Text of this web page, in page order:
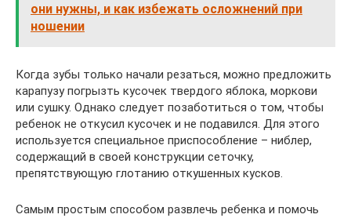
они нужны, и как избежать осложнений при
ношении
Когда зубы только начали резаться, можно предложить
карапузу погрызть кусочек твердого яблока, моркови
или сушку. Однако следует позаботиться о том, чтобы
ребенок не откусил кусочек и не подавился. Для этого
используется специальное приспособление – ниблер,
содержащий в своей конструкции сеточку,
препятствующую глотанию откушенных кусков.
Самым простым способом развлечь ребенка и помочь